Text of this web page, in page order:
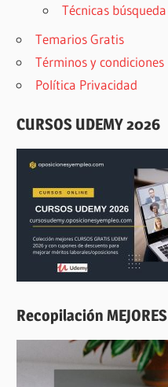
Técnicas
Temarios Gratis
Términos y condiciones
Política Privacidad
CURSOS UDEMY 2026
Recopilación